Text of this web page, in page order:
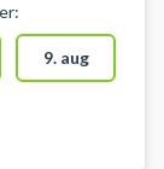
9. aug